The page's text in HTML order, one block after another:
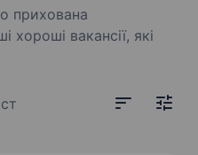
прихована
хороші вакансії, які